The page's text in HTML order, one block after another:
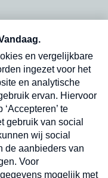
in
Verzend